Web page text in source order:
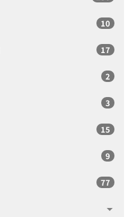
10
17
2
3
15
9
77